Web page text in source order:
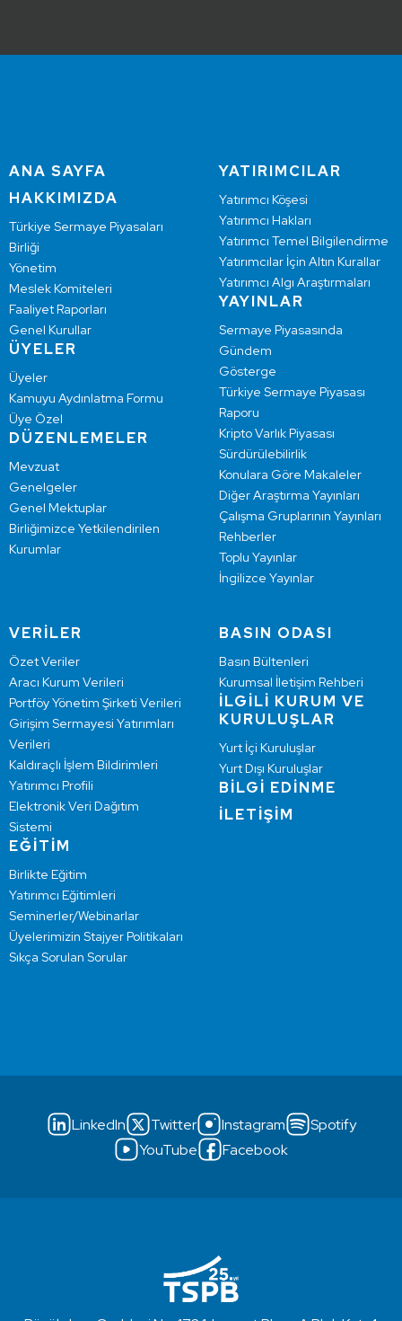
ANA SAYFA
HAKKIMIZDA
Türkiye Sermaye Piyasaları
Birliği
Yönetim
Meslek Komiteleri
Faaliyet Raporları
Genel Kurullar
ÜYELER
Üyeler
Kamuyu Aydınlatma Formu
Üye Özel
DÜZENLEMELER
Mevzuat
Genelgeler
Genel Mektuplar
Birliğimizce Yetkilendirilen
Kurumlar
YATIRIMCILAR
Yatırımcı Köşesi
Yatırımcı Hakları
Yatırımcı Temel Bilgilendirme
Yatırımcılar İçin Altın Kurallar
Yatırımcı Algı Araştırmaları
YAYINLAR
Sermaye Piyasasında
Gündem
Gösterge
Türkiye Sermaye Piyasası
Raporu
Kripto Varlık Piyasası
Sürdürülebilirlik
Konulara Göre Makaleler
Diğer Araştırma Yayınları
Çalışma Gruplarının Yayınları
Rehberler
Toplu Yayınlar
İngilizce Yayınlar
VERİLER
Özet Veriler
Aracı Kurum Verileri
Portföy Yönetim Şirketi Verileri
Girişim Sermayesi Yatırımları
Verileri
Kaldıraçlı İşlem Bildirimleri
Yatırımcı Profili
Elektronik Veri Dağıtım
Sistemi
EĞİTİM
Birlikte Eğitim
Yatırımcı Eğitimleri
Seminerler/Webinarlar
Üyelerimizin Stajyer Politikaları
Sıkça Sorulan Sorular
BASIN ODASI
Basın Bültenleri
Kurumsal İletişim Rehberi
İLGİLİ KURUM VE
KURULUŞLAR
Yurt İçi Kuruluşlar
Yurt Dışı Kuruluşlar
BİLGİ EDİNME
İLETİŞİM
LinkedIn Twitter Instagram
Spotify
YouTube
Facebook